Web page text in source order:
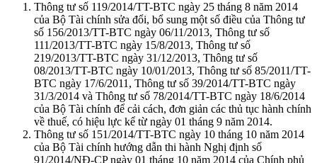
Thông tư số 119/2014/TT-BTC ngày 25 tháng 8 năm 2014
của Bộ Tài chính sửa đổi, bổ sung một số điều của Thông tư
số 156/2013/TT-BTC ngày 06/11/2013, Thông tư số
111/2013/TT-BTC ngày 15/8/2013, Thông tư số
219/2013/TT-BTC ngày 31/12/2013, Thông tư số
08/2013/TT-BTC ngày 10/01/2013, Thông tư số 85/2011/TT-
BTC ngày 17/6/2011, Thông tư số 39/2014/TT-BTC ngày
31/3/2014 và Thông tư số 78/2014/TT-BTC ngày 18/6/2014
của Bộ Tài chính để cải cách, đơn giản các thủ tục hành chính
về thuế, có hiệu lực kể từ ngày 01 tháng 9 năm 2014.
Thông tư số 151/2014/TT-BTC ngày 10 tháng 10 năm 2014
của Bộ Tài chính hướng dẫn thi hành Nghị định số
91/2014/NĐ-CP ngày 01 tháng 10 năm 2014 của Chính phủ